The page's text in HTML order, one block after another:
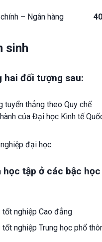
– Ngân hàng
sinh
hai đối tượng sau:
thẳng theo Quy chế
của Đại học Kinh tế
đại học.
học tập ở các bậc học
nghiệp Cao đẳng
nghiệp Trung học phổ